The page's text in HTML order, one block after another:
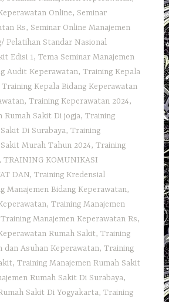
Online, Seminar
Rs, Seminar Online Manajemen
Pelatihan Standar Nasional
Edisi 1,Tema Seminar Manajemen
Audit Keperawatan,Training Kepala
Training Kepala Bidang Keperawatan
,Training Keperawatan 2024,
Rumah Sakit Di jogja,Training
Di Surabaya,Training
Murah Tahun 2024,Training
,TRAINING KOMUNIKASI
DAN,Training Kredensial
Manajemen Bidang Keperawatan,
,Training Manajemen
Training Manajemen Keperawatan Rs,
Rumah Sakit,Training
dan Asuhan Keperawatan,Training
,Training Manajemen Rumah Sakit
Rumah Sakit Di Surabaya,
Sakit Di Yogyakarta,Training